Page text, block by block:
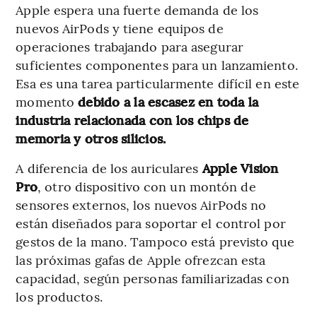
Apple espera una fuerte demanda de los
nuevos AirPods y tiene equipos de
operaciones trabajando para asegurar
suficientes componentes para un lanzamiento.
Esa es una tarea particularmente difícil en este
momentodebido a la escasez en toda la
industria relacionada con los chips de
memoria y otros silicios.
A diferencia de los auricularesApple Vision
Pro, otro dispositivo con un montón de
sensores externos, los nuevos AirPods no
están diseñados para soportar el control por
gestos de la mano. Tampoco está previsto que
las próximas gafas de Apple ofrezcan esta
capacidad, según personas familiarizadas con
los productos.